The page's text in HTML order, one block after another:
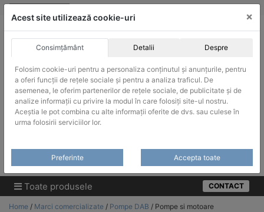
Skip
ACHIZITII PUBLICE
Produsele pot fi achizitionate si in sistemul SEAP / SICAP
Products
Toate produsele CONTACT
Home / Marci comercializate / Pompe DAB / Pompe si motoare
Acest site utilizează cookie-uri ×
Consimțământ Detalii Despre
Folosim cookie-uri pentru a personaliza conținutul și anunțurile, pentru
a oferi funcții de rețele sociale și pentru a analiza traficul. De
asemenea, le oferim partenerilor de rețele sociale, de publicitate și de
analize informații cu privire la modul în care folosiți site-ul nostru.
Aceștia le pot combina cu alte informații oferite de dvs. sau culese în
urma folosirii serviciilor lor.
Preferinte Accepta toate